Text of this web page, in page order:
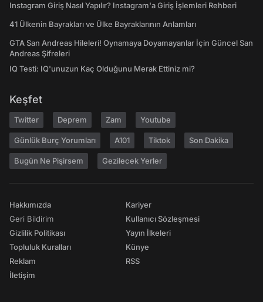
Instagram Giriş Nasıl Yapılır? Instagram'a Giriş İşlemleri Rehberi
41 Ülkenin Bayrakları ve Ülke Bayraklarının Anlamları
GTA San Andreas Hileleri! Oynamaya Doyamayanlar İçin Güncel San
Andreas Şifreleri
IQ Testi: IQ'unuzun Kaç Olduğunu Merak Ettiniz mi?
Keşfet
Twitter Deprem Zam Youtube
Günlük Burç Yorumları A101 Tiktok Son Dakika
Bugün Ne Pişirsem Gezilecek Yerler
Hakkımızda
Geri Bildirim
Gizlilik Politikası
Topluluk Kuralları
Reklam
İletişim
Kariyer
Kullanıcı Sözleşmesi
Yayın İlkeleri
Künye
RSS